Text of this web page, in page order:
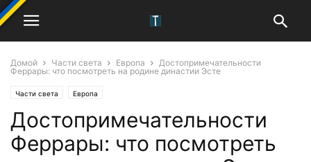
Домой Части света Европа
Достопримечательности
Феррары: что посмотреть на родине династии Эсте
Части света Европа
Достопримечательности
Феррары: что посмотреть